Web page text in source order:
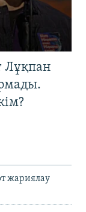
Лұқпан
жариялау